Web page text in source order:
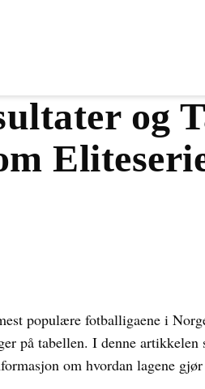
og
populære fotballigaene i
på tabellen. I denne
om hvordan lagene gjør